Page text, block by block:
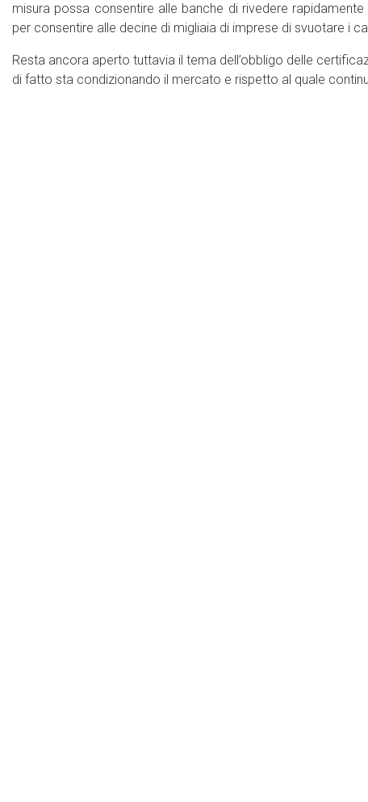
misura possa consentire alle banche di rivedere
per consentire alle decine di migliaia di imprese di svuotare i
Resta ancora aperto tuttavia il tema dell’obbligo delle
di fatto sta condizionando il mercato e rispetto al quale